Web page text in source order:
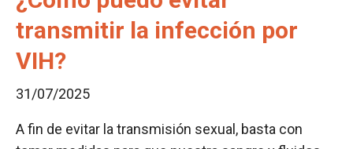
transmitir la infección por
VIH?
31/07/2025
A fin de evitar la transmisión sexual, basta con